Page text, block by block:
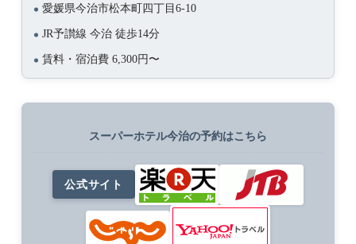
愛媛県今治市松本町四丁目6-10
JR予讃線 今治 徒歩14分
賃料・宿泊費 6,300円〜
スーパーホテル今治の予約はこちら
公式サイト